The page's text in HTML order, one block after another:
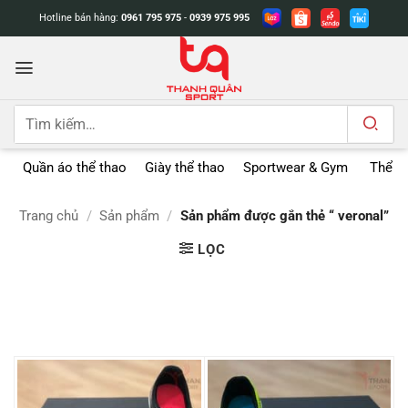
dung
Hotline bán hàng: 0961 795 975 - 0939 975 995
Tìm
Quần áo thể thao Giày thể thao Sportwear & Gym Thể
Trang chủ / Sản phẩm / Sản phẩm được gắn thẻ “ veronal”
LỌC